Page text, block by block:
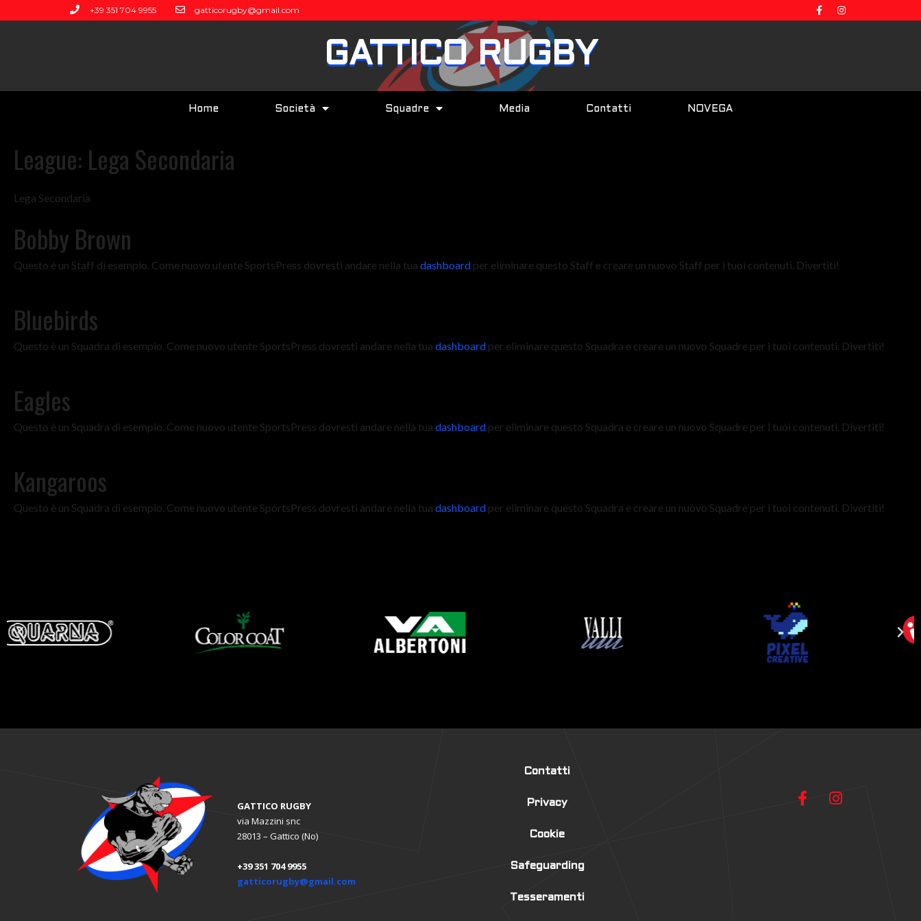
+39 351 704 9955 gatticorugby@gmail.com
GATTICO RUGBY
Home Società Squadre Media Contatti NOVEGA
League: Lega Secondaria
Lega Secondaria
Bobby Brown
Questo è un Staff di esempio. Come nuovo utente SportsPress dovresti andare nella tua dashboard per eliminare questo Staff e creare un nuovo Staff per i tuoi contenuti. Divertiti!
Bluebirds
Questo è un Squadra di esempio. Come nuovo utente SportsPress dovresti andare nella tua dashboard per eliminare questo Squadra e creare un nuovo Squadre per i tuoi contenuti. Divertiti!
Eagles
Questo è un Squadra di esempio. Come nuovo utente SportsPress dovresti andare nella tua dashboard per eliminare questo Squadra e creare un nuovo Squadre per i tuoi contenuti. Divertiti!
Kangaroos
Questo è un Squadra di esempio. Come nuovo utente SportsPress dovresti andare nella tua dashboard per eliminare questo Squadra e creare un nuovo Squadre per i tuoi contenuti. Divertiti!
GATTICO RUGBY
via Mazzini snc
28013 – Gattico (No)
+39 351 704 9955
gatticorugby@gmail.com
Contatti
Privacy
Cookie
Safeguarding
Tesseramenti